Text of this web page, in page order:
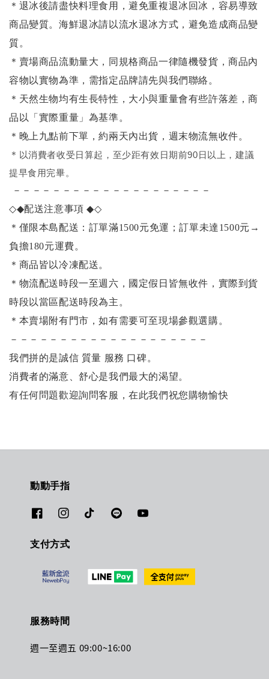
＊退冰後請盡快料理食用，避免重複退冰回冰，容易導致
商品變質。海鮮退冰請以流水退冰方式，避免造成商品變
質。
＊賣場商品流動量大，同規格商品一律隨機發貨，商品內
容物以實物為準，需指定品牌請先與我們聯絡。
＊天然生物均有生長特性，大小與重量會有些許落差，商
品以「實際重量」為基準。
＊晚上九點前下單，約兩天內出貨，週末物流無收件。
＊ 以消費者收受日算起，至少距有效日期前90日以上，建議
提早食用完畢。
－－－－－－－－－－－－－－－－－－－－
◇◆配送注意事項◆◇
＊僅限本島配送：訂單滿1500元免運；訂單未達1500元 →
負擔180元運費。
＊商品皆以冷凍配送。
＊物流配送時段一至週六，國定假日皆無收件，實際到貨
時段以當區配送時段為主。
＊本賣場附有門市，如有需要可至現場參觀選購。
－－－－－－－－－－－－－－－－－－－－
我們拼的是誠信 質量 服務 口碑。
消費者的滿意、舒心是我們最大的渴望。
有任何問題歡迎詢問客服，在此我們祝您購物愉快
動動手指
支付方式
服務時間
週一至週五 09:00~16:00